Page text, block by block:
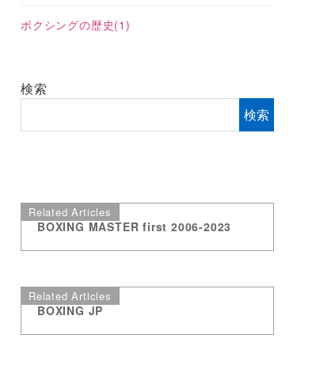
ボクシングの歴史(1)
検索
検索
Related Articles
BOXING MASTER first 2006-2023
Related Articles
BOXING JP